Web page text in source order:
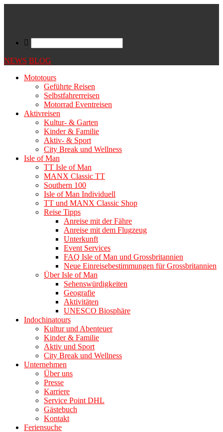
NEWS BLOG
Mototours
Geführte Reisen
Selbstfahrerreisen
Motorrad Eventreisen
Aktivreisen
Kultur- & Garten
Kinder & Familie
Aktiv- & Sport
City Break und Wellness
Isle of Man
TT Isle of Man
MANX Classic TT
Southern 100
Isle of Man Individuell
TT und MANX Classic Shop
Reise Tipps
Anreise mit der Fähre
Anreise mit dem Flugzeug
Unterkunft
Event Services
FAQ Isle of Man und Grossbritannien
Neue Einreisebestimmungen für Grossbritannien
Über Isle of Man
Sehenswürdigkeiten
Geografie
Aktivitäten
UNESCO Biosphäre
Indochinatours
Kultur und Abenteuer
Kinder & Familie
Aktiv und Sport
City Break und Wellness
Unternehmen
Über uns
Presse
Karriere
Service Point DHL
Gästebuch
Kontakt
Feriensuche